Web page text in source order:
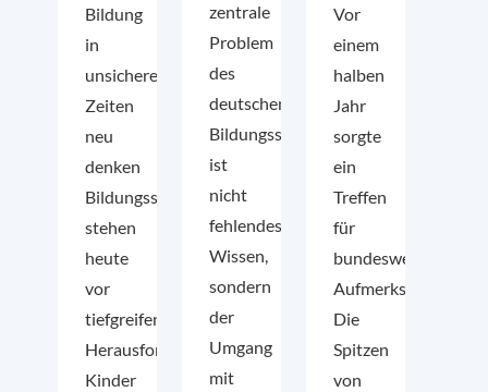
Bildung
in
unsicheren
Zeiten
neu
denken
Bildungssysteme
stehen
heute
vor
tiefgreifenden
Herausforderungen.
Kinder
zentrale
Problem
des
deutschen
Bildungssystems
ist
nicht
fehlendes
Wissen,
sondern
der
Umgang
mit
Vor
einem
halben
Jahr
sorgte
ein
Treffen
für
bundesweite
Aufmerksamkeit.
Die
Spitzen
von